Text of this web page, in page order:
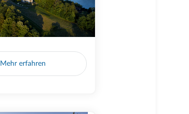
Mehr erfahren